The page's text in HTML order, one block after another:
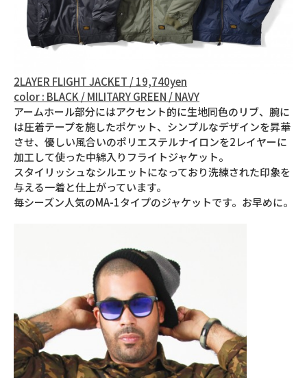
2LAYER FLIGHT JACKET / 19,740yen
color : BLACK / MILITARY GREEN / NAVY
アームホール部分にはアクセント的に生地同色のリブ、腕に
は圧着テープを施したポケット、シンプルなデザインを昇華
させ、優しい風合いのポリエステルナイロンを2レイヤーに
加工して使った中綿入りフライトジャケット。
スタイリッシュなシルエットになっており洗練された印象を
与える一着と仕上がっています。
毎シーズン人気のMA-1タイプのジャケットです。お早めに。